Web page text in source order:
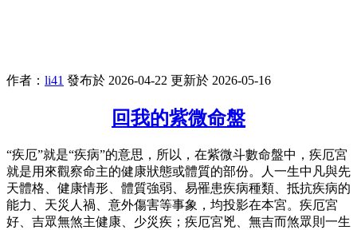
作者： li41 發布於 2026-04-22 更新於 2026-05-16
回我的紫微命盤
“疾厄”就是“疾病”的意思，所以，在紫微斗數命盤中，疾厄宮
就是用來觀察命主的健康狀態或體質的部份。人一生中凡與先
天體格、健康情形、體質強弱、易罹患疾病種類、抵抗疾病的
能力、天災人禍、意外傷害等事象，均投影在本宮。疾厄宮
好、吉眾無煞主健康、少災疾；疾厄宮兇、無吉而煞眾則一生